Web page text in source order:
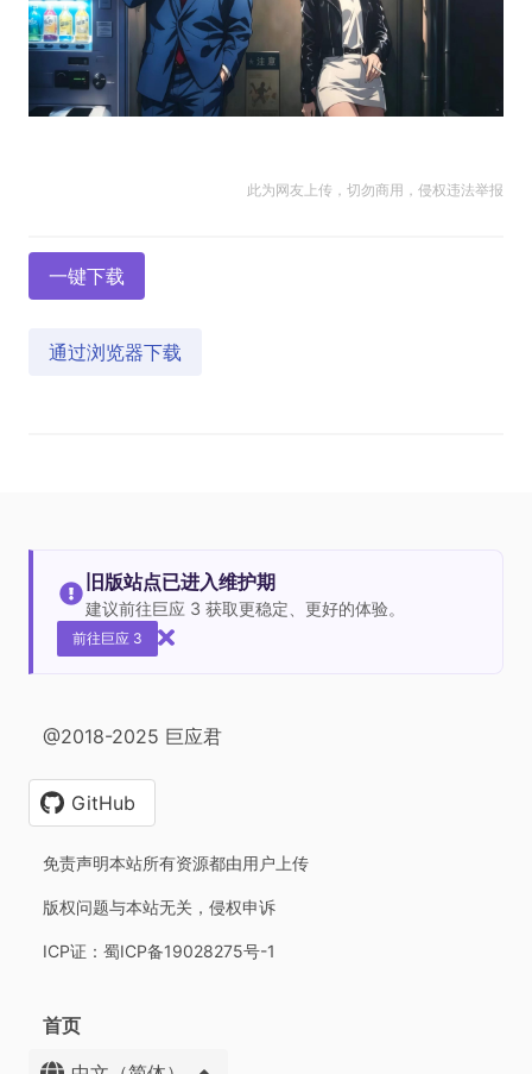
此为网友上传，切勿商用，侵权违法举报
一键下载
通过浏览器下载
旧版站点已进入维护期
建议前往巨应 3 获取更稳定、更好的体验。
前往巨应 3
@2018-2025 巨应君
GitHub
免责声明本站所有资源都由用户上传
版权问题与本站无关，侵权申诉
ICP证：蜀ICP备19028275号-1
首页